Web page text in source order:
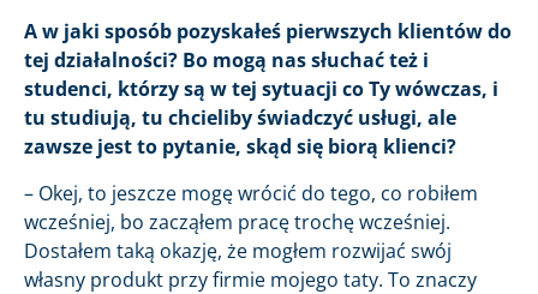
A w jaki sposób pozyskałeś pierwszych klientów do
tej działalności? Bo mogą nas słuchać też i
studenci, którzy są w tej sytuacji co Ty wówczas, i
tu studiują, tu chcieliby świadczyć usługi, ale
zawsze jest to pytanie, skąd się biorą klienci?
– Okej, to jeszcze mogę wrócić do tego, co robiłem
wcześniej, bo zacząłem pracę trochę wcześniej.
Dostałem taką okazję, że mogłem rozwijać swój
własny produkt przy firmie mojego taty. To znaczy